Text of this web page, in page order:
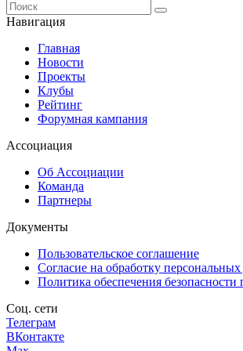
Навигация
Главная
Новости
Проекты
Клубы
Рейтинг
Форумная кампания
Ассоциация
Об Ассоциации
Команда
Партнеры
Документы
Пользовательское соглашение
Согласие на обработку
Политика обеспечения
Соц. сети
Телеграм
ВКонтакте